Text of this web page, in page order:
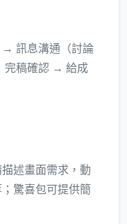
→ 訊息溝通（討論
稿確認 → 給成
述畫面需求，動
驚喜包可提供簡